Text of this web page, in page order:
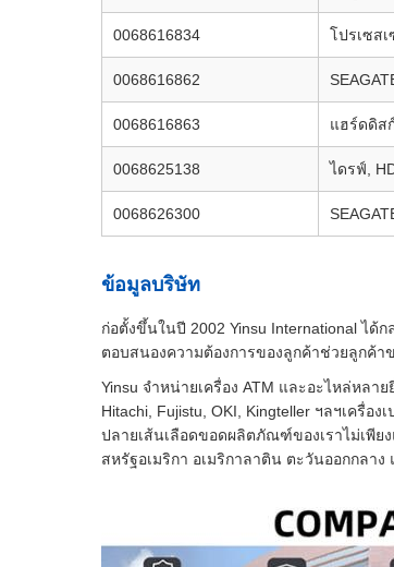
0068616834 โปรเซสเ
0068616862
0068616863 แฮร์ดดิส
0068625138 ไดรฟ์,
0068626300
ข้อมูลบริษัท
ก่อตั้งขึ้นในปี 2002 Yinsu International ไ
ตอบสนองความต้องการของลูกค้าช่วยลูกค้า
Yinsu จําหน่ายเครื่อง ATM และอะไหล่หลา
Hitachi, Fujistu, OKI, Kingteller ฯลฯเครื่อ
ปลายเส้นเลือดขอดผลิตภัณฑ์ของเราไม่เพีย
สหรัฐอเมริกา อเมริกาลาติน ตะวันออกกลาง